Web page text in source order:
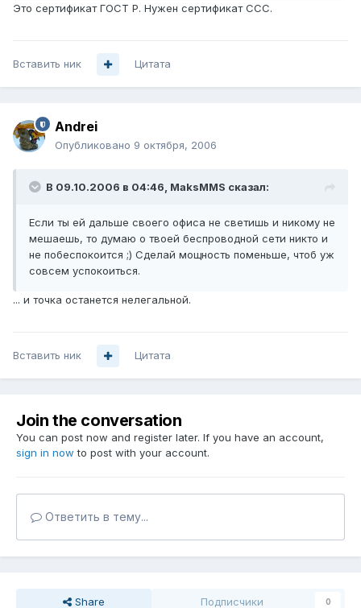
Это сертификат ГОСТ Р. Нужен сертификат ССС.
Вставить ник Цитата
Andrei
Опубликовано 9 октября, 2006
В 09.10.2006 в 04:46, MaksMMS сказал:
Если ты ей дальше своего офиса не светишь и никому не
мешаешь, то думаю о твоей беспроводной сети никто и
не побеспокоится ;) Сделай мощность поменьше, чтоб уж
совсем успокоиться.
... и точка останется нелегальной.
Вставить ник Цитата
Join the conversation
You can post now and register later. If you have an account,
sign in now to post with your account.
Ответить в тему...
Share Подписчики 0